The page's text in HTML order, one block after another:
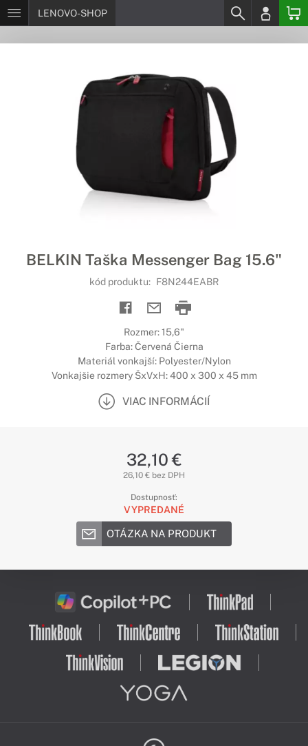
LENOVO-SHOP
BELKIN Taška Messenger Bag 15.6"
kód produktu: F8N244EABR
Rozmer: 15,6"
Farba: Červená Čierna
Materiál vonkajší: Polyester/Nylon
Vonkajšie rozmery ŠxVxH: 400 x 300 x 45 mm
VIAC INFORMÁCIÍ
32,10 €
26,10 € bez DPH
Dostupnosť:
VYPREDANÉ
OTÁZKA NA PRODUKT